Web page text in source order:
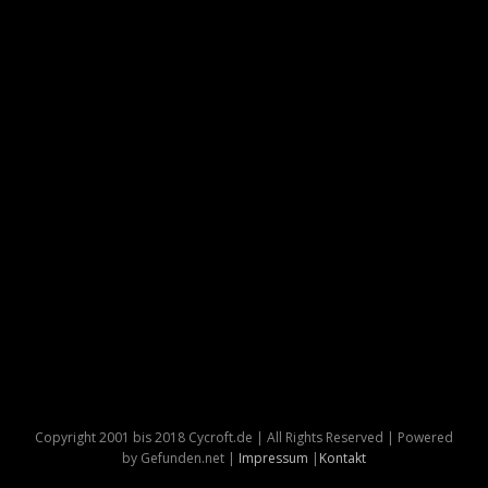
Copyright 2001 bis 2018 Cycroft.de | All Rights Reserved | Powered
by Gefunden.net | Impressum | Kontakt